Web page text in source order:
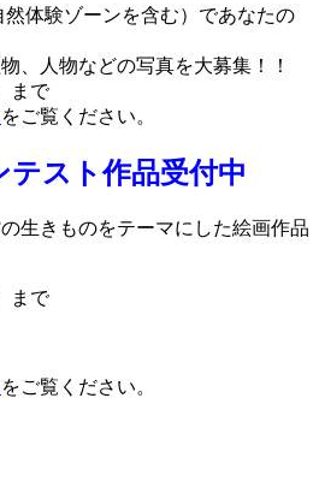
体験ゾーンを含む）であなたの
、人物などの写真を大募集！！
まで
をご覧ください。
テスト作品受付中
生きものをテーマにした絵画作品
まで
をご覧ください。